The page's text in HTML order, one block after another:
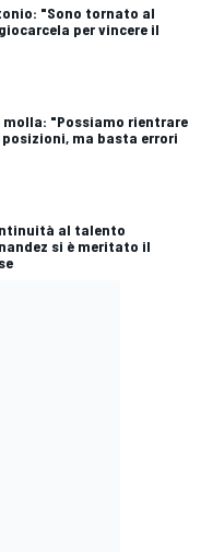
"Sono tornato al
per vincere il
molla: "Possiamo rientrare
ma basta errori
al talento
si è meritato il